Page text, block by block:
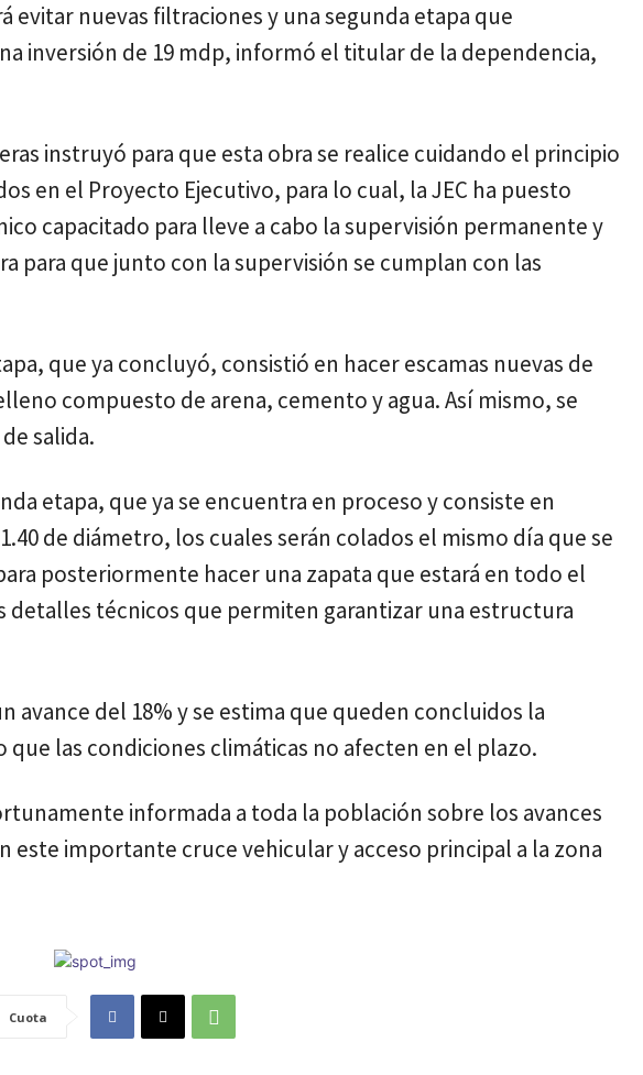
nuevas filtraciones y una segunda etapa que
inversión de 19 mdp, informó el titular de la dependencia,
instruyó para que esta obra se realice cuidando el principio
en el Proyecto Ejecutivo, para lo cual, la JEC ha puesto
capacitado para lleve a cabo la supervisión permanente y
para que junto con la supervisión se cumplan con las
que ya concluyó, consistió en hacer escamas nuevas de
compuesto de arena, cemento y agua. Así mismo, se
salida.
etapa, que ya se encuentra en proceso y consiste en
de diámetro, los cuales serán colados el mismo día que se
posteriormente hacer una zapata que estará en todo el
técnicos que permiten garantizar una estructura
avance del 18% y se estima que queden concluidos la
las condiciones climáticas no afecten en el plazo.
informada a toda la población sobre los avances
este importante cruce vehicular y acceso principal a la zona
Cuota